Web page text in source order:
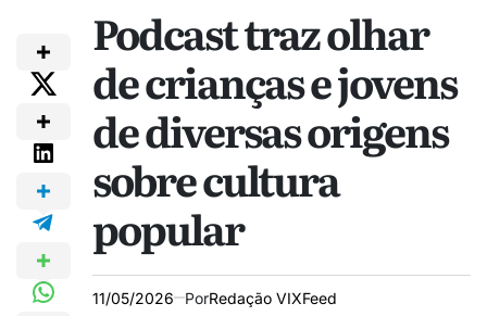
Podcast traz olhar
de crianças e jovens
de diversas origens
sobre cultura
popular
11/05/2026 PorRedação VIXFeed